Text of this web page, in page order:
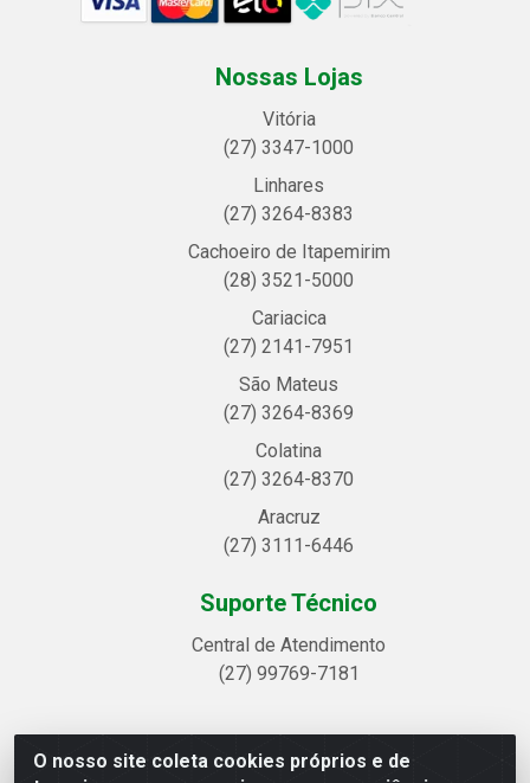
O nosso site coleta cookies próprios e de
Nossas Lojas
Vitória
(27) 3347-1000
Linhares
(27) 3264-8383
Cachoeiro de Itapemirim
(28) 3521-5000
Cariacica
(27) 2141-7951
São Mateus
(27) 3264-8369
Colatina
(27) 3264-8370
Aracruz
(27) 3111-6446
Suporte Técnico
Central de Atendimento
(27) 99769-7181
Linhavix Distribuidora LTDA - Avenida Alegre, 2521 -